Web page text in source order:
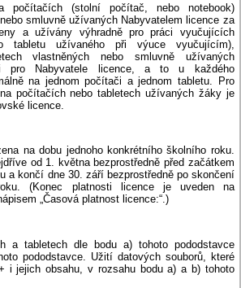
počítačích (stolní počítač, nebo notebook)
smluvně užívaných Nabyvatelem licence za
a užívány výhradně pro práci vyučujících
tabletu užívaného při výuce vyučujícím),
vlastněných nebo smluvně užívaných
pro Nabyvatele licence, a to u každého
na jednom počítači a jednom tabletu. Pro
počítačích nebo tabletech užívaných žáky je
licence.
na dobu jednoho konkrétního školního roku.
od 1. května bezprostředně před začátkem
a končí dne 30. září bezprostředně po skončení
(Konec platnosti licence je uveden na
„Časová platnost licence:“.)
a tabletech dle bodu a) tohoto pododstavce
pododstavce. Užití datových souborů, které
i jejich obsahu, v rozsahu bodu a) a b) tohoto